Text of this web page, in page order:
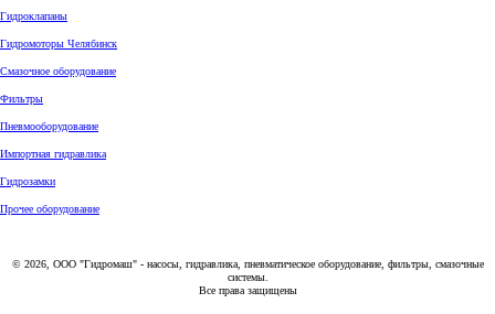
Гидроклапаны
Гидромоторы Челябинск
Смазочное оборудование
Фильтры
Пневмооборудование
Импортная гидравлика
Гидрозамки
Прочее оборудование
© 2026, ООО "Гидромаш" - насосы, гидравлика, пневматическое оборудование, фильтры, смазочные
системы.
Все права защищены